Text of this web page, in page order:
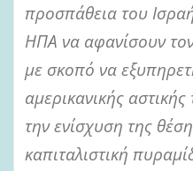
προσπάθεια του
ΗΠΑ να αφανίσουν
με σκοπό να
αμερικανικής
την ενίσχυση της
καπιταλιστική